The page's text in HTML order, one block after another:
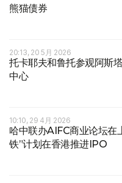
熊猫债券
20:13, 20 5月 2026
托卡耶夫和鲁托参观阿斯
中心
10:10, 29 4月 2026
哈中联办AIFC商业论坛在
铁”计划在香港推进IPO